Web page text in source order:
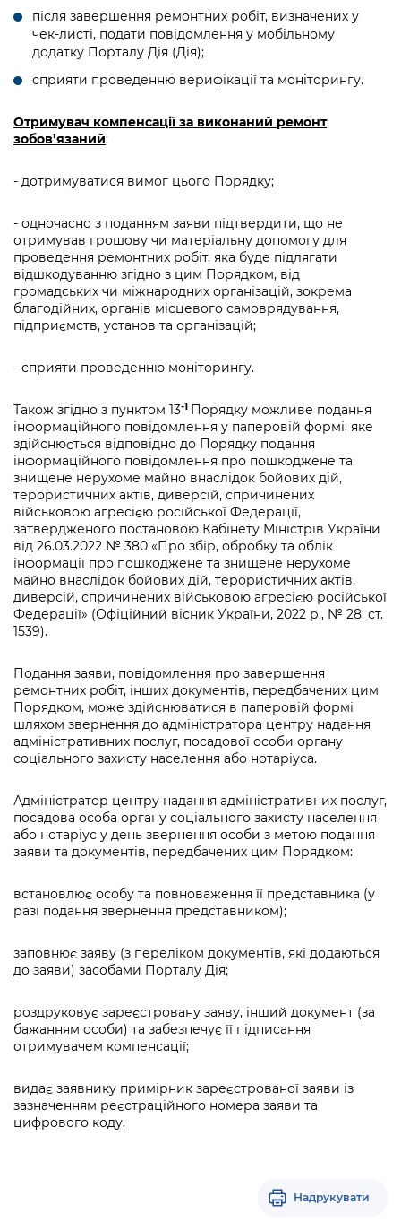
після завершення ремонтних робіт, визначених у
чек-листі, подати повідомлення у мобільному
додатку Порталу Дія (Дія);
сприяти проведенню верифікації та моніторингу.
Отримувач компенсації за виконаний ремонт
зобов’язаний:
- дотримуватися вимог цього Порядку;
- одночасно з поданням заяви підтвердити, що не
отримував грошову чи матеріальну допомогу для
проведення ремонтних робіт, яка буде підлягати
відшкодуванню згідно з цим Порядком, від
громадських чи міжнародних організацій, зокрема
благодійних, органів місцевого самоврядування,
підприємств, установ та організацій;
- сприяти проведенню моніторингу.
Також згідно з пунктом 13-1 Порядку можливе подання
інформаційного повідомлення у паперовій формі, яке
здійснюється відповідно до Порядку подання
інформаційного повідомлення про пошкоджене та
знищене нерухоме майно внаслідок бойових дій,
терористичних актів, диверсій, спричинених
військовою агресією російської Федерації,
затвердженого постановою Кабінету Міністрів України
від 26.03.2022 № 380 «Про збір, обробку та облік
інформації про пошкоджене та знищене нерухоме
майно внаслідок бойових дій, терористичних актів,
диверсій, спричинених військовою агресією російської
Федерації» (Офіційний вісник України, 2022 р., № 28, ст.
1539).
Подання заяви, повідомлення про завершення
ремонтних робіт, інших документів, передбачених цим
Порядком, може здійснюватися в паперовій формі
шляхом звернення до адміністратора центру надання
адміністративних послуг, посадової особи органу
соціального захисту населення або нотаріуса.
Адміністратор центру надання адміністративних послуг,
посадова особа органу соціального захисту населення
або нотаріус у день звернення особи з метою подання
заяви та документів, передбачених цим Порядком:
встановлює особу та повноваження її представника (у
разі подання звернення представником);
заповнює заяву (з переліком документів, які додаються
до заяви) засобами Порталу Дія;
роздруковує зареєстровану заяву, інший документ (за
бажанням особи) та забезпечує її підписання
отримувачем компенсації;
видає заявнику примірник зареєстрованої заяви із
зазначенням реєстраційного номера заяви та
цифрового коду.
Надрукувати